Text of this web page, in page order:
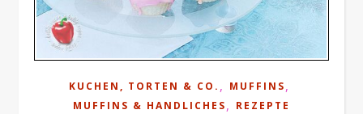
KUCHEN, TORTEN & CO. , MUFFINS,
MUFFINS & HANDLICHES, REZEPTE